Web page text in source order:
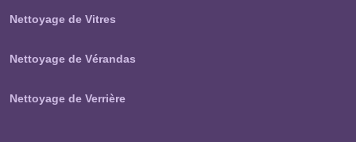
Nettoyage de Vitres
Nettoyage de Vérandas
Nettoyage de Verrière